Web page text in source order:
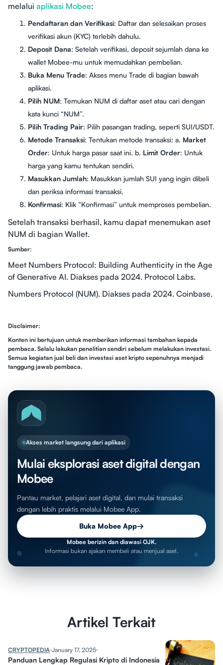
melalui aplikasi Mobee:
Pendaftaran dan Verifikasi: Daftar dan selesaikan proses
verifikasi akun (KYC) terlebih dahulu.
Deposit Dana: Setelah verifikasi, deposit sejumlah dana ke
wallet Mobee-mu untuk memudahkan pembelian.
Buka Menu Trade: Akses menu Trade di bagian bawah
aplikasi.
Pilih NUM: Temukan NUM di daftar aset atau cari dengan
kata kunci “NUM”.
Pilih Trading Pair: Pilih pasangan trading, seperti SUI/USDT.
Metode Transaksi: Tentukan metode transaksi: a. Market
Order: Untuk harga pasar saat ini. b. Limit Order: Untuk
harga yang kamu tentukan sendiri.
Masukkan Jumlah: Masukkan jumlah SUI yang ingin dibeli
dan periksa informasi transaksi.
Konfirmasi: Klik “Konfirmasi” untuk memproses pembelian.
Setelah transaksi berhasil, kamu dapat menemukan aset
NUM di bagian Wallet.
Sumber:
Meet Numbers Protocol: Building Authenticity in the Age
of Generative AI. Diakses pada 2024. Protocol Labs.
Numbers Protocol (NUM). Diakses pada 2024. Coinbase.
Disclaimer:
Konten ini bertujuan untuk memberikan informasi tambahan kepada
pembaca. Selalu lakukan penelitian sendiri sebelum melakukan investasi.
Semua kegiatan jual beli dan investasi aset kripto sepenuhnya menjadi
tanggung jawab pembaca.
Akses market langsung dari aplikasi
Mulai eksplorasi aset digital dengan
Mobee
Pantau market, pelajari aset digital, dan mulai transaksi
dengan lebih praktis melalui Mobee App.
Buka Mobee App→
Mobee berizin dan diawasi OJK.
Informasi bukan ajakan membeli atau menjual aset.
Artikel Terkait
CRYPTOPEDIA January 17, 2025
Panduan Lengkap Regulasi Kripto di Indonesia